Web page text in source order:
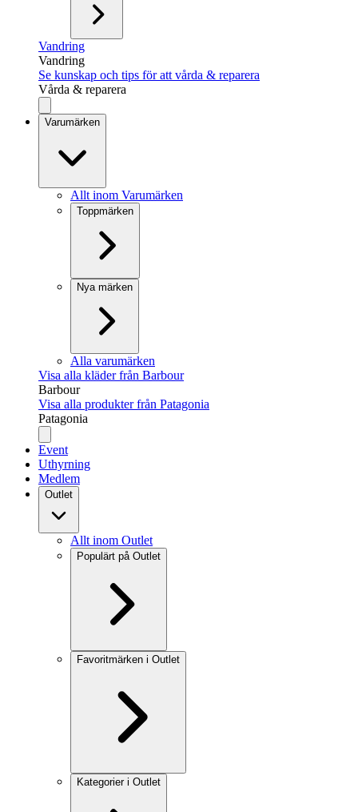
Vandring
Vandring
Se kunskap och tips för att vårda & reparera
Vårda & reparera
Varumärken
Allt inom Varumärken
Toppmärken
Nya märken
Alla varumärken
Visa alla kläder från Barbour
Barbour
Visa alla produkter från Patagonia
Patagonia
Event
Uthyrning
Medlem
Outlet
Allt inom Outlet
Populärt på Outlet
Favoritmärken i Outlet
Kategorier i Outlet